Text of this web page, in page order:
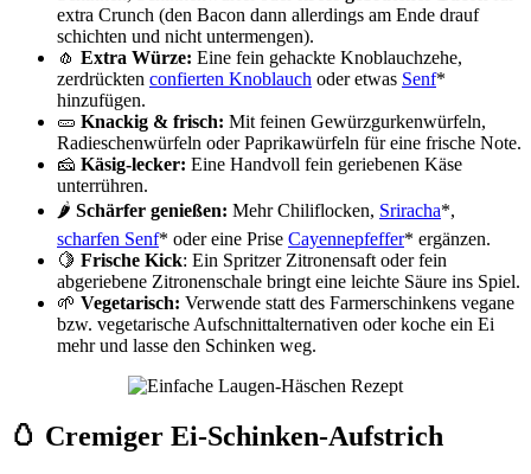
extra Crunch (den Bacon dann allerdings am Ende drauf
schichten und nicht untermengen).
🧄 Extra Würze: Eine fein gehackte Knoblauchzehe,
zerdrückten confierten Knoblauch oder etwas Senf*
hinzufügen.
🥒 Knackig & frisch: Mit feinen Gewürzgurkenwürfeln,
Radieschenwürfeln oder Paprikawürfeln für eine frische Note.
🧀 Käsig-lecker: Eine Handvoll fein geriebenen Käse
unterrühren.
🌶️ Schärfer genießen: Mehr Chiliflocken, Sriracha*,
scharfen Senf* oder eine Prise Cayennepfeffer* ergänzen.
🍋 Frische Kick: Ein Spritzer Zitronensaft oder fein
abgeriebene Zitronenschale bringt eine leichte Säure ins Spiel.
🌱 Vegetarisch: Verwende statt des Farmerschinkens vegane
bzw. vegetarische Aufschnittalternativen oder koche ein Ei
mehr und lasse den Schinken weg.
🥚 Cremiger Ei-Schinken-Aufstrich